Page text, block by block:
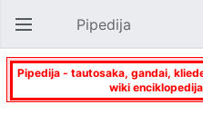
Atverti pagrindinį meniu Pipedija
Pipedija - tautosaka, gandai,
wiki